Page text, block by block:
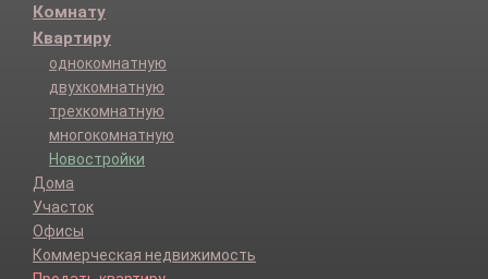
Комнату
Квартиру
однокомнатную
двухкомнатную
трехкомнатную
многокомнатную
Новостройки
Дома
Участок
Офисы
Коммерческая недвижимость